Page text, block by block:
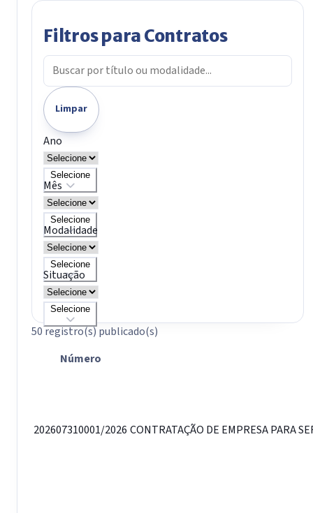
Filtros para Contratos
Buscar
Limpar
Ano
Selecione
Mês
Selecione
Modalidade
Selecione
Situação
Selecione
50 registro(s) publicado(s)
Número
202607310001/2026 CONTRATAÇÃO DE EMPRESA PARA